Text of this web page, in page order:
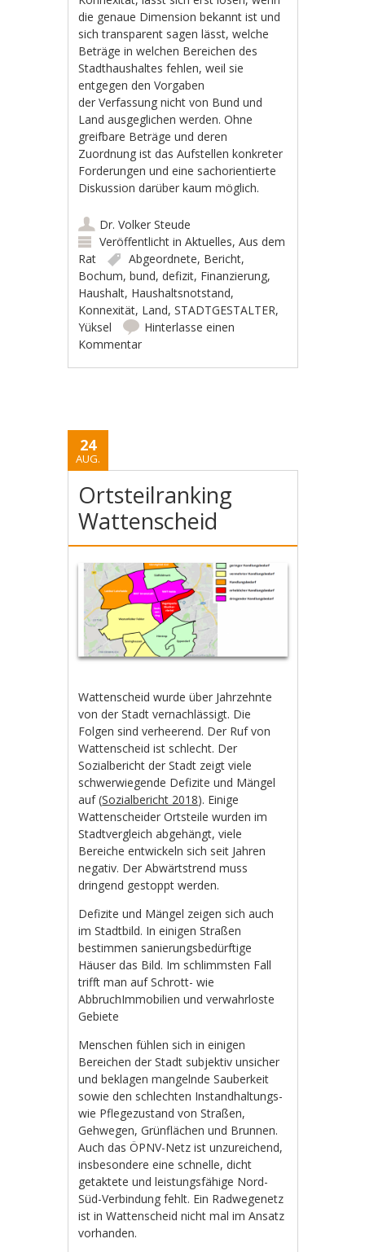
die genaue Dimension bekannt ist und
sich transparent sagen lässt, welche
Beträge in welchen Bereichen des
Stadthaushaltes fehlen, weil sie
entgegen den Vorgaben
der Verfassung nicht von Bund und
Land ausgeglichen werden. Ohne
greifbare Beträge und deren
Zuordnung ist das Aufstellen konkreter
Forderungen und eine sachorientierte
Diskussion darüber kaum möglich.
Dr. Volker Steude
Veröffentlicht inAktuelles,Aus dem
Rat
Abgeordnete, Bericht,
Bochum,bund,defizit, Finanzierung,
Haushalt, Haushaltsnotstand,
Konnexität, Land,STADTGESTALTER,
Yüksel
Hinterlasse einen
Kommentar
24
AUG.
Ortsteilranking
Wattenscheid
Wattenscheid wurde über Jahrzehnte
von der Stadt vernachlässigt. Die
Folgen sind verheerend. Der Ruf von
Wattenscheid ist schlecht. Der
Sozialbericht der Stadt zeigt viele
schwerwiegende Defizite und Mängel
auf (Sozialbericht 2018). Einige
Wattenscheider Ortsteile wurden im
Stadtvergleich abgehängt, viele
Bereiche entwickeln sich seit Jahren
negativ. Der Abwärtstrend muss
dringend gestoppt werden.
Defizite und Mängel zeigen sich auch
im Stadtbild. In einigen Straßen
bestimmen sanierungsbedürftige
Häuser das Bild. Im schlimmsten Fall
trifft man auf Schrott- wie
AbbruchImmobilien und verwahrloste
Gebiete
Menschen fühlen sich in einigen
Bereichen der Stadt subjektiv unsicher
und beklagen mangelnde Sauberkeit
sowie den schlechten Instandhaltungs-
wie Pflegezustand von Straßen,
Gehwegen, Grünflächen und Brunnen.
Auch das ÖPNV-Netz ist unzureichend,
insbesondere eine schnelle, dicht
getaktete und leistungsfähige Nord-
Süd-Verbindung fehlt. Ein Radwegenetz
ist in Wattenscheid nicht mal im Ansatz
vorhanden.